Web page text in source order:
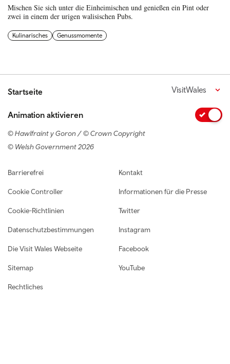
Mischen Sie sich unter die Einheimischen und genießen ein Pint oder
zwei in einem der urigen walisischen Pubs.
Kulinarisches Genussmomente
Startseite VisitWales
Animation aktivieren
© Hawlfraint y Goron / © Crown Copyright
© Welsh Government 2026
Footer navigation
Barrierefrei
Cookie Controller
Cookie-Richtlinien
Datenschutzbestimmungen
Die Visit Wales Webseite
Sitemap
Rechtliches
Kontakt
Informationen für die Presse
Twitter
Instagram
Facebook
YouTube